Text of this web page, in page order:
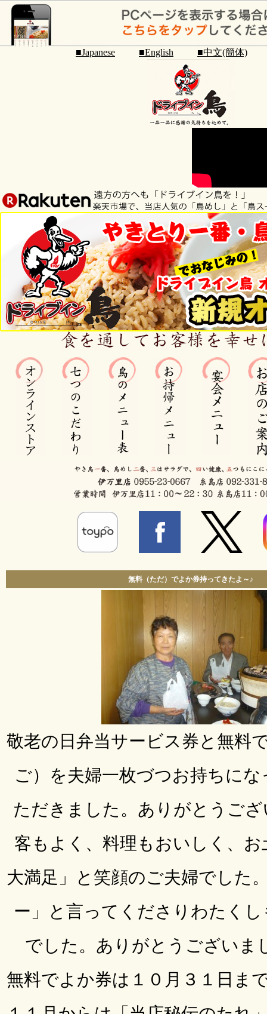
■Japanese ■English ■中文(簡体)
無料（ただ）でよか券持ってきたよ～♪
敬老の日弁当サービス券と無料
ご）を夫婦一枚づつお持ちに
ただきました。ありがとうご
客もよく、料理もおいしく、
大満足」と笑顔のご夫婦でした
ー」と言ってくださりわたく
でした。ありがとうございま
無料でよか券は１０月３１日ま